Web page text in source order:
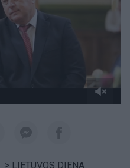
> LIETUVOS DIENA